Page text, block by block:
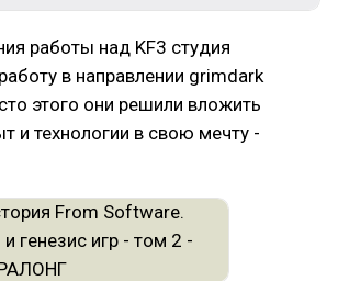
работы над KF3 студия
в направлении grimdark
этого они решили вложить
и технологии в свою мечту -